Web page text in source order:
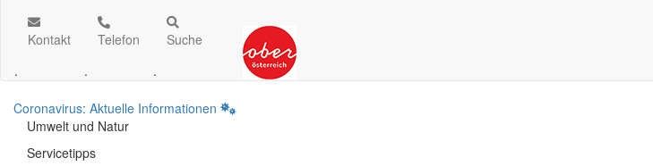
Kontakt
.
Telefon
.
Suche
.
Coronavirus: Aktuelle Informationen
Umwelt und Natur
Servicetipps